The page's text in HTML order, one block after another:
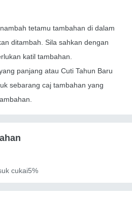
tetamu tambahan di dalam
ditambah. Sila sahkan dengan
katil tambahan.
panjang atau Cuti Tahun Baru
sebarang caj tambahan yang
cukai5%